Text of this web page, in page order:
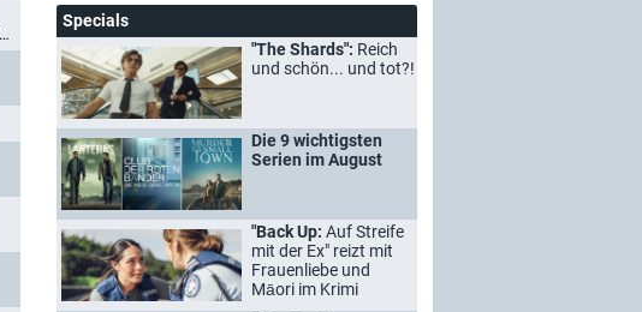
Specials
"The Shards": Reich
und schön... und tot?!
Die 9 wichtigsten
Serien im August
"Back Up: Auf Streife
mit der Ex" reizt mit
Frauenliebe und
Māori im Krimi